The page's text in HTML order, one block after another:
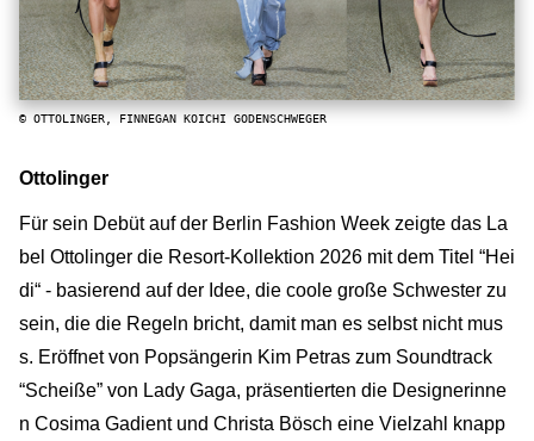
© OTTOLINGER, FINNEGAN KOICHI GODENSCHWEGER
Ottolinger
Für sein Debüt auf der Berlin Fashion Week zeigte das La
bel Ottolinger die Resort-Kollektion 2026 mit dem Titel “Hei
di“ - basierend auf der Idee, die coole große Schwester zu
sein, die die Regeln bricht, damit man es selbst nicht mus
s. Eröffnet von Popsängerin Kim Petras zum Soundtrack
“Scheiße” von Lady Gaga, präsentierten die Designerinne
n Cosima Gadient und Christa Bösch eine Vielzahl knapp